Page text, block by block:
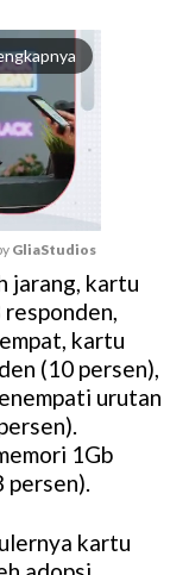
M
u
t
e
GliaStudios
jarang, kartu
kartu
(10 persen),
urutan
1Gb
persen).
kartu